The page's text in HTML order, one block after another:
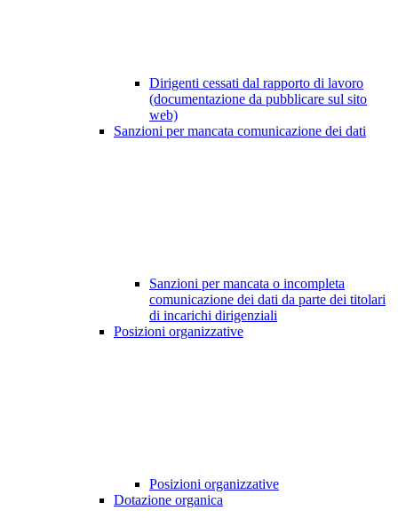
Dirigenti cessati dal rapporto di lavoro
(documentazione da pubblicare sul sito
web)
Sanzioni per mancata comunicazione dei dati
Sanzioni per mancata o incompleta
comunicazione dei dati da parte dei titolari
di incarichi dirigenziali
Posizioni organizzative
Posizioni organizzative
Dotazione organica